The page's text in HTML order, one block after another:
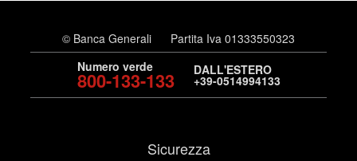
© Banca Generali
Partita Iva 01333550323
Numero verde
800-133-133 DALL'ESTERO
+39-0514994133
Sicurezza